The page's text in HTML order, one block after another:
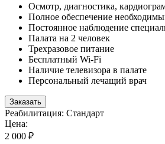
Осмотр, диагностика,
Полное обеспечение
Постоянное наблюдение
Палата на 2 человек
Трехразовое питание
Бесплатный Wi-Fi
Наличие телевизора в палате
Персональный лечащий врач
Заказать
Реабилитация: Стандарт
Цена:
2 000 ₽